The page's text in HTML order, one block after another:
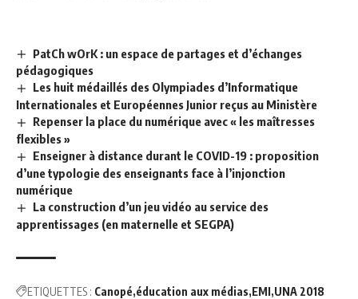
PatCh wOrK : un espace de partages et d’échanges
pédagogiques
Les huit médaillés des Olympiades d’Informatique
Internationales et Européennes Junior reçus au Ministère
Repenser la place du numérique avec « les maîtresses
flexibles »
Enseigner à distance durant le COVID-19 : proposition
d’une typologie des enseignants face à l’injonction
numérique
La construction d’un jeu vidéo au service des
apprentissages (en maternelle et SEGPA)
ETIQUETTES : Canopé éducation aux médias EMI UNA 2018